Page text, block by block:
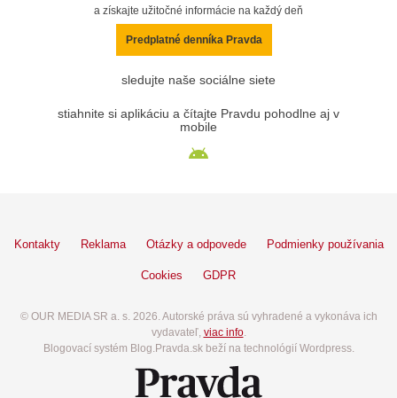
a získajte užitočné informácie na každý deň
Predplatné denníka Pravda
sledujte naše sociálne siete
stiahnite si aplikáciu a čítajte Pravdu pohodlne aj v
mobile
Kontakty Reklama Otázky a odpovede Podmienky používania
Cookies GDPR
© OUR MEDIA SR a. s. 2026. Autorské práva sú vyhradené a vykonáva ich
vydavateľ, viac info.
Blogovací systém Blog.Pravda.sk beží na technológií Wordpress.